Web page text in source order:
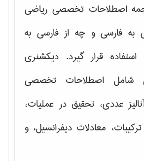
اصطلاحات تخصصی ریاضی
به فارسی و چه از فارسی به
استفاده قرار گیرد. دیکشنری
شامل اصطلاحات تخصصی
عددی، تحقیق در عملیات،
معادلات دیفرانسیل، و